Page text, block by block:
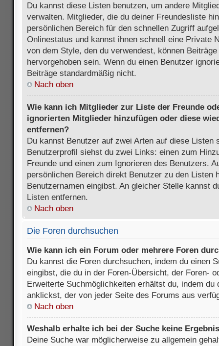
Du kannst diese Listen benutzen, um andere
verwalten. Mitglieder, die du deiner Freundesliste
persönlichen Bereich für den schnellen Zugriff
Onlinestatus und kannst ihnen schnell eine Private
von dem Style, den du verwendest, können
hervorgehoben sein. Wenn du einen Benutzer
Beiträge standardmäßig nicht.
Nach oben
Wie kann ich Mitglieder zur Liste der Freunde
ignorierten Mitglieder hinzufügen oder diese
entfernen?
Du kannst Benutzer auf zwei Arten auf diese Listen
Benutzerprofil siehst du zwei Links: einen zum
Freunde und einen zum Ignorieren des Benutzers.
persönlichen Bereich direkt Benutzer zu den Listen
Benutzernamen eingibst. An gleicher Stelle kannst
Listen entfernen.
Nach oben
Die Foren durchsuchen
Wie kann ich ein Forum oder mehrere Foren
Du kannst die Foren durchsuchen, indem du einen
eingibst, die du in der Foren-Übersicht, der Foren-
Erweiterte Suchmöglichkeiten erhältst du, indem du
anklickst, der von jeder Seite des Forums aus
Nach oben
Weshalb erhalte ich bei der Suche keine
Deine Suche war möglicherweise zu allgemein